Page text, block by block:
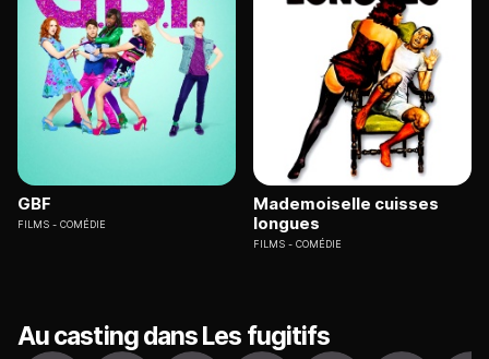
GBF
FILMS COMÉDIE
Mademoiselle cuisses
longues
FILMS COMÉDIE
Au casting dans Les fugitifs